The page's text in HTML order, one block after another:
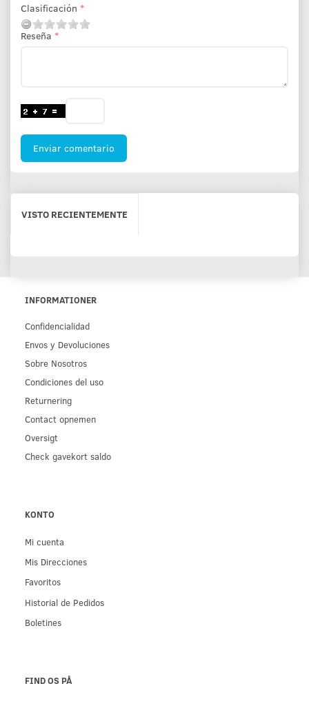
Clasificación
Reseña
Enviar comentario
VISTO RECIENTEMENTE
INFORMATIONER
Confidencialidad
Env­os y Devoluciones
Sobre Nosotros
Condiciones del uso
Returnering
Contact opnemen
Oversigt
Check gavekort saldo
KONTO
Mi cuenta
Mis Direcciones
Favoritos
Historial de Pedidos
Boletines
FIND OS PÅ